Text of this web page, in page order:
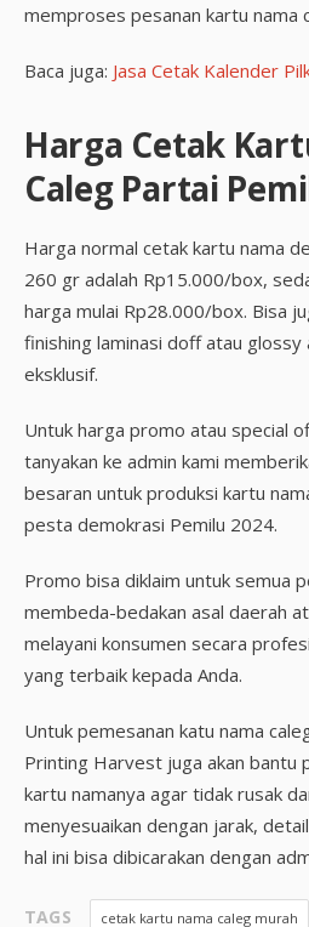
memproses pesanan kartu nama
Baca juga: Jasa Cetak Kalender
Harga Cetak
Caleg Partai
Harga normal cetak kartu nama
260 gr adalah Rp15.000/box,
harga mulai Rp28.000/box. Bisa
finishing laminasi doff atau
eksklusif.
Untuk harga promo atau special
tanyakan ke admin kami
besaran untuk produksi kartu
pesta demokrasi Pemilu 2024.
Promo bisa diklaim untuk semua
membeda-bedakan asal daerah
melayani konsumen secara
yang terbaik kepada Anda.
Untuk pemesanan katu nama
Printing Harvest juga akan bantu
kartu namanya agar tidak rusak
menyesuaikan dengan jarak,
hal ini bisa dibicarakan dengan
TAGS cetak kartu nama caleg murah